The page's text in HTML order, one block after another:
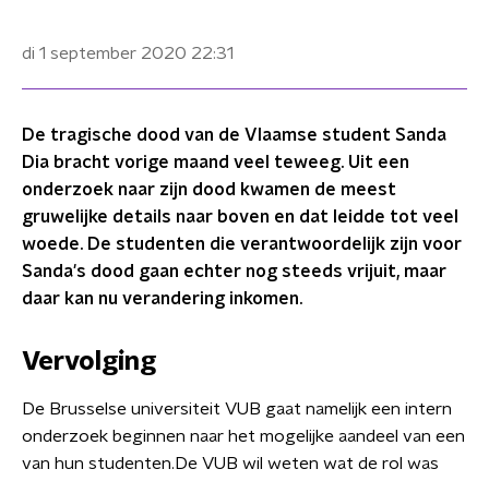
di 1 september 2020 22:31
De tragische dood van de Vlaamse student Sanda
Dia bracht vorige maand veel teweeg. Uit een
onderzoek naar zijn dood kwamen de meest
gruwelijke details naar boven en dat leidde tot veel
woede. De studenten die verantwoordelijk zijn voor
Sanda's dood gaan echter nog steeds vrijuit, maar
daar kan nu verandering inkomen.
Vervolging
De Brusselse universiteit VUB gaat namelijk een intern
onderzoek beginnen naar het mogelijke aandeel van een
van hun studenten.De VUB wil weten wat de rol was